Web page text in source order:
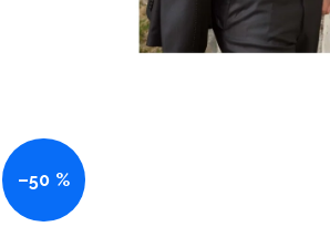
–50 %